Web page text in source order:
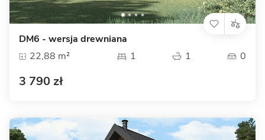
DM6 - wersja drewniana
22,88 m²
1 1 0
3 790 zł